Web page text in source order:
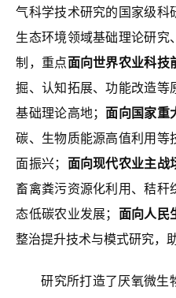
气科学技术研究的国家级科
生态环境领域基础理论研究
制，重点面向世界农业科技
掘、认知拓展、功能改造等
基础理论高地； 面向国家重
碳、生物质能源高值利用等
面振兴；
面向现代农业主战
畜禽粪污资源化利用、秸秆
态低碳农业发展； 面向人民
整治提升技术与模式研究，
研究所打造了厌氧微生